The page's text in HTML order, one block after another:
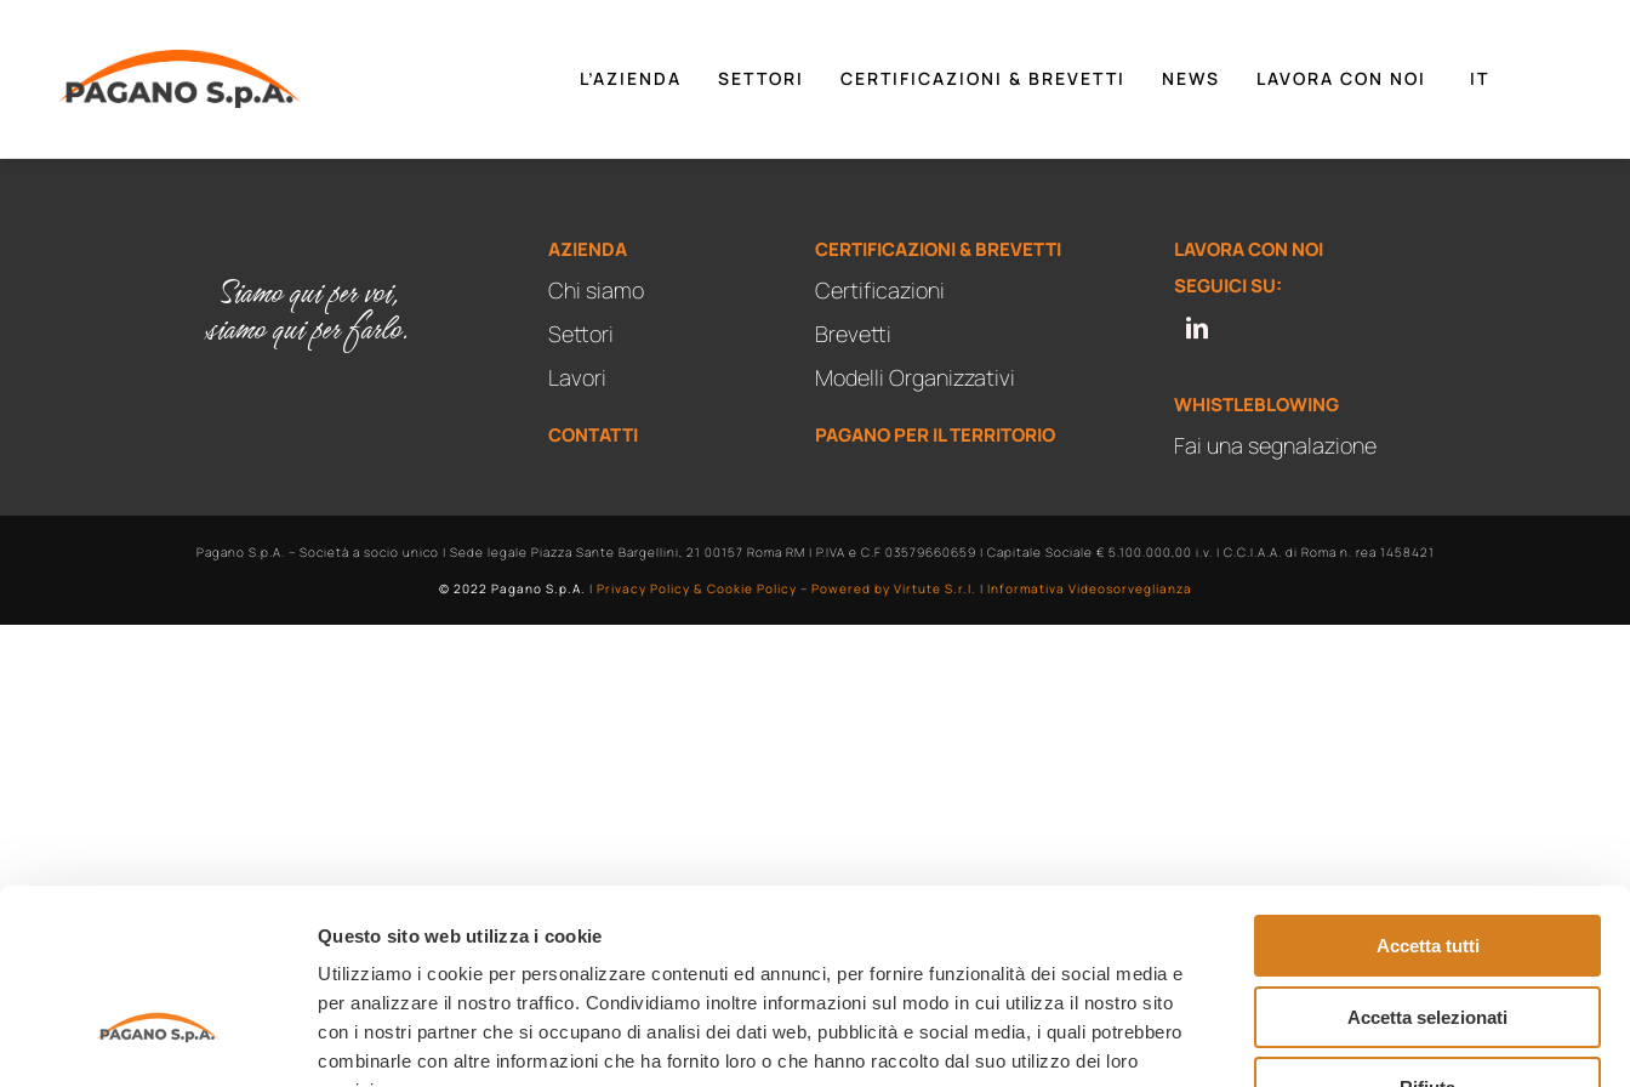
Questo sito web utilizza i cookie
Utilizziamo i cookie per personalizzare contenuti ed annunci, per fornire funzionalità dei social media e
per analizzare il nostro traffico. Condividiamo inoltre informazioni sul modo in cui utilizza il nostro sito
con i nostri partner che si occupano di analisi dei dati web, pubblicità e social media, i quali potrebbero
combinarle con altre informazioni che ha fornito loro o che hanno raccolto dal suo utilizzo dei loro
Accetta tutti
Accetta selezionati
contenuto
L’AZIENDA SETTORI CERTIFICAZIONI & BREVETTI NEWS LAVORA CON NOI IT
Siamo qui per voi,
siamo qui per farlo.
AZIENDA
Chi siamo
Settori
Lavori
CONTATTI
CERTIFICAZIONI & BREVETTI
Certificazioni
Brevetti
Modelli Organizzativi
PAGANO PER IL TERRITORIO
LAVORA CON NOI
SEGUICI SU:
WHISTLEBLOWING
Fai una segnalazione
Pagano S.p.A. – Società a socio unico | Sede legale Piazza Sante Bargellini, 21 00157 Roma RM | P.IVA e C.F 03579660659 | Capitale Sociale € 5.100.000,00 i.v. | C.C.I.A.A. di Roma n. rea 1458421
© 2022 Pagano S.p.A. | Privacy Policy & Cookie Policy – Powered by Virtute S.r.l. | Informativa Videosorveglianza